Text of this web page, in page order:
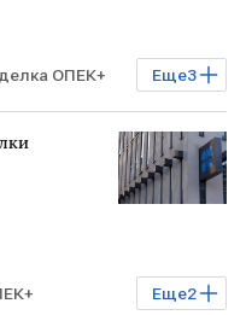
Еще3
ОПЕК+
Еще2